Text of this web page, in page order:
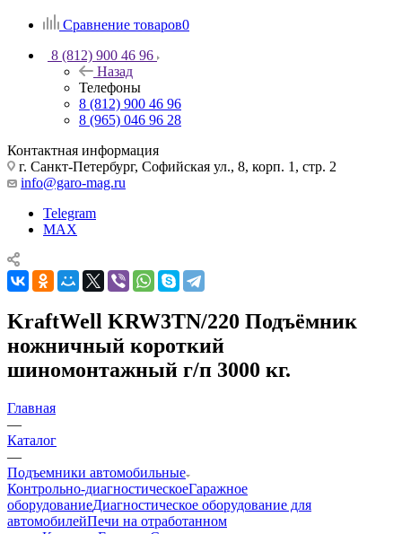
Сравнение товаров0
8 (812) 900 46 96
Назад
Телефоны
8 (812) 900 46 96
8 (965) 046 96 28
Контактная информация
г. Санкт-Петербург, Софийская ул., 8, корп. 1, стр. 2
info@garo-mag.ru
Telegram
MAX
KraftWell KRW3TN/220 Подъёмник
ножничный короткий
шиномонтажный г/п 3000 кг.
Главная
—
Каталог
—
Подъемники автомобильные
Контрольно-диагностическоеГаражное
оборудованиеДиагностическое оборудование для
автомобилейПечи на отработанном